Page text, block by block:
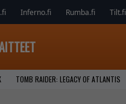
Inferno.fi Rumba.fi Tilt.fi
TOMB RAIDER: LEGACY OF ATLANTIS